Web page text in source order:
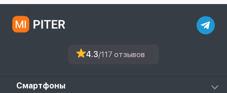
4.3/117 отзывов
Смартфоны